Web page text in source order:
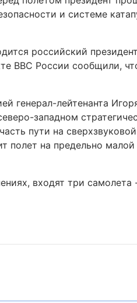
и системе
российский
ВВС России сообщили,
генерал-лейтенанта
западном
пути на
полет на предельно
входят три самолета